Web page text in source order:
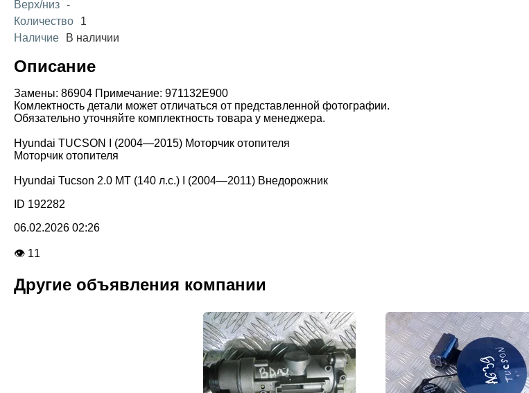
Верх/низ -
Количество
1
Наличие
В наличии
Описание
Замены: 86904 Примечание: 971132E900
Комлектность детали может отличаться от представленной фотографии.
Обязательно уточняйте комплектность товара у менеджера.
Hyundai TUCSON I (2004—2015) Моторчик отопителя
Моторчик отопителя
Hyundai Tucson 2.0 MT (140 л.с.) I (2004—2011) Внедорожник
ID 192282
06.02.2026 02:26
👁 11
Другие объявления компании